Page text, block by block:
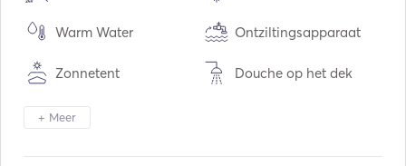
Warm Water Ontziltingsapparaat
Zonnetent Douche op het dek
Luidsprekers op het dek
+ Meer